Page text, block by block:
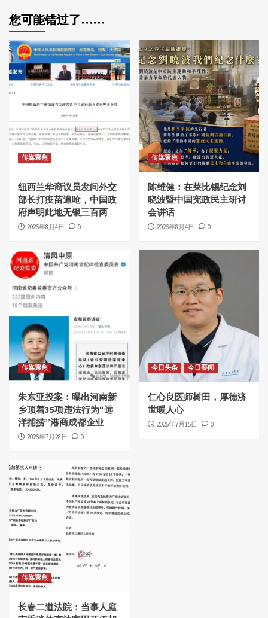
您可能错过了……
传媒聚焦
纽西兰华裔议员发问外交
部长打疫苗遭呛，中国政
府声明此地无银三百两
2026年8月4日 0
传媒聚焦
陈维健：在莱比锡纪念刘
晓波暨中国宪政民主研讨
会讲话
2026年8月4日 0
传媒聚焦
朱东亚投案：曝出河南新
乡顶着35项违法行为“远
洋捕捞”港商成都企业
2026年7月28日 0
今日头条 今日要闻
仁心良医师树田，厚德济
世暖人心
2026年7月15日 0
传媒聚焦
长春二道法院：当事人庭